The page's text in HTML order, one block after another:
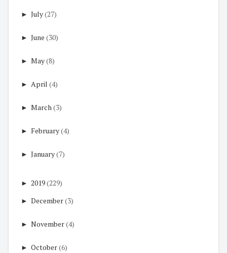
► July(27)
► June (30)
► May(8)
► April (4)
► March(3)
► February(4)
► January(7)
► 2019(229)
► December(3)
► November(4)
► October(6)